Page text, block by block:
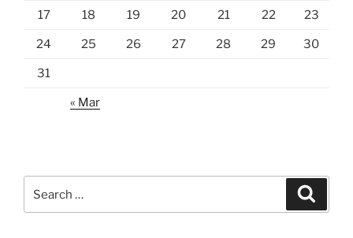
17 18 19 20 21 22 23
24 25 26 27 28 29 30
31
« Mar
for: